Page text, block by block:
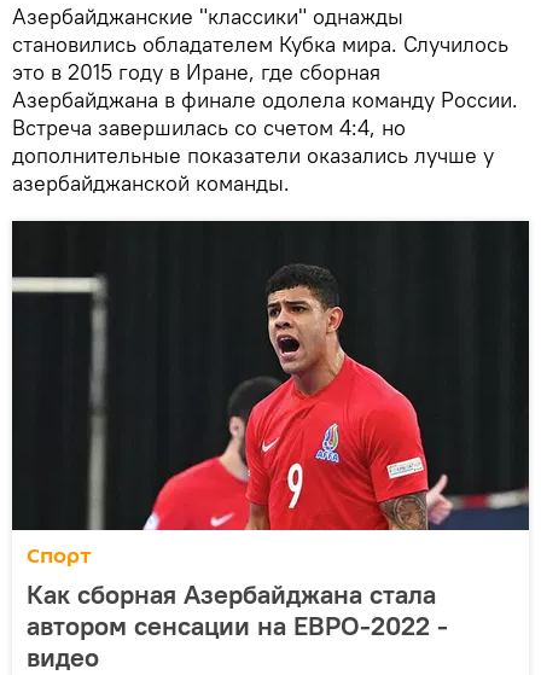
Азербайджанские "классики" однажды
становились обладателем Кубка мира. Случилось
это в 2015 году в Иране, где сборная
Азербайджана в финале одолела команду России.
Встреча завершилась со счетом 4:4, но
дополнительные показатели оказались лучше у
азербайджанской команды.
Спорт
Как сборная Азербайджана стала
автором сенсации на ЕВРО-2022 -
видео